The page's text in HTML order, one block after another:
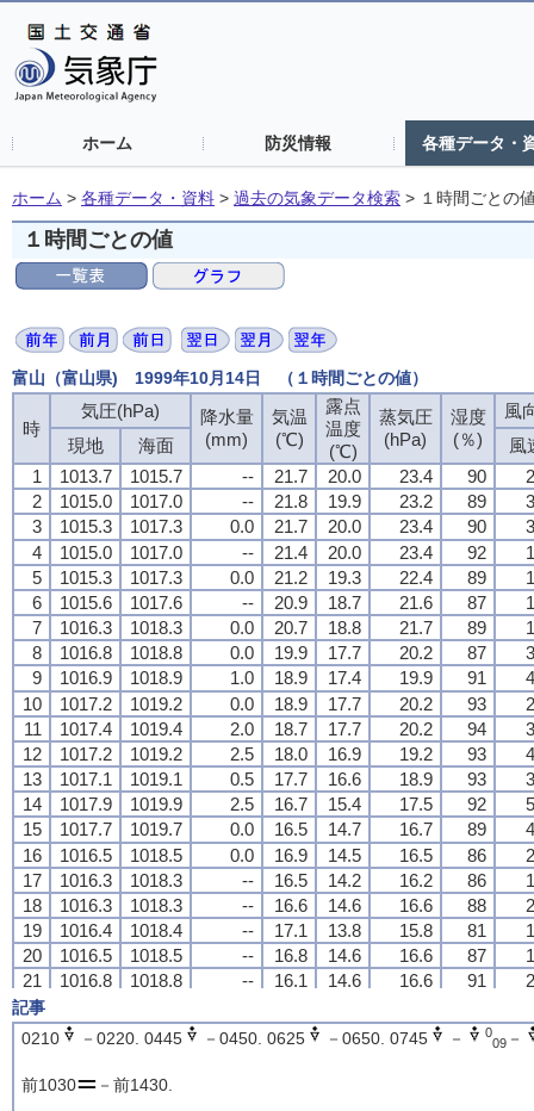
ホーム 防災情報 各種データ・
ホーム > 各種データ・資料 > 過去の気象データ検索 > １時間ごとの
１時間ごとの値
富山（富山県) 1999年10月14日 （１時間ごとの値）
時
気圧(hPa)
降水量
(mm)
気温
(℃)
露点
温度
(℃)
蒸気圧
(hPa)
湿度
(％)
風
現地
海面
風
1
1013.7 1015.7 -- 21.7 20.0 23.4 90
2
1015.0 1017.0 -- 21.8 19.9 23.2 89
3
1015.3 1017.3 0.0 21.7 20.0 23.4 90
4
1015.0 1017.0 -- 21.4 20.0 23.4 92
5
1015.3 1017.3 0.0 21.2 19.3 22.4 89
6
1015.6 1017.6 -- 20.9 18.7 21.6 87
7
1016.3 1018.3 0.0 20.7 18.8 21.7 89
8
1016.8 1018.8 0.0 19.9 17.7 20.2 87
9
1016.9 1018.9 1.0 18.9 17.4 19.9 91
10
1017.2 1019.2 0.0 18.9 17.7 20.2 93
11
1017.4 1019.4 2.0 18.7 17.7 20.2 94
12
1017.2 1019.2 2.5 18.0 16.9 19.2 93
13
1017.1 1019.1 0.5 17.7 16.6 18.9 93
14
1017.9 1019.9 2.5 16.7 15.4 17.5 92
15
1017.7 1019.7 0.0 16.5 14.7 16.7 89
16
1016.5 1018.5 0.0 16.9 14.5 16.5 86
17
1016.3 1018.3 -- 16.5 14.2 16.2 86
18
1016.3 1018.3 -- 16.6 14.6 16.6 88
19
1016.4 1018.4 -- 17.1 13.8 15.8 81
20
1016.5 1018.5 -- 16.8 14.6 16.6 87
21
1016.8 1018.8 -- 16.1 14.6 16.6 91
22
23
1017.2 1019.2 -- 15.5 14.2 16.2 92
時
気圧(hPa)
降水量
(mm)
気温
(℃)
露点
温度
(℃)
蒸気圧
(hPa)
湿度
(％)
風
現地
海面
風
1
1013.7 1015.7 -- 21.7 20.0 23.4 90
2
1015.0 1017.0 -- 21.8 19.9 23.2 89
3
1015.3 1017.3 0.0 21.7 20.0 23.4 90
4
1015.0 1017.0 -- 21.4 20.0 23.4 92
5
1015.3 1017.3 0.0 21.2 19.3 22.4 89
6
1015.6 1017.6 -- 20.9 18.7 21.6 87
7
1016.3 1018.3 0.0 20.7 18.8 21.7 89
8
1016.8 1018.8 0.0 19.9 17.7 20.2 87
9
1016.9 1018.9 1.0 18.9 17.4 19.9 91
10
1017.2 1019.2 0.0 18.9 17.7 20.2 93
11
1017.4 1019.4 2.0 18.7 17.7 20.2 94
12
1017.2 1019.2 2.5 18.0 16.9 19.2 93
13
1017.1 1019.1 0.5 17.7 16.6 18.9 93
14
1017.9 1019.9 2.5 16.7 15.4 17.5 92
15
1017.7 1019.7 0.0 16.5 14.7 16.7 89
16
1016.5 1018.5 0.0 16.9 14.5 16.5 86
17
1016.3 1018.3 -- 16.5 14.2 16.2 86
18
1016.3 1018.3 -- 16.6 14.6 16.6 88
19
1016.4 1018.4 -- 17.1 13.8 15.8 81
20
1016.5 1018.5 -- 16.8 14.6 16.6 87
21
1016.8 1018.8 -- 16.1 14.6 16.6 91
22
23
1017.2 1019.2 -- 15.5 14.2 16.2 92
時
気圧(hPa)
降水量
(mm)
気温
(℃)
露点
温度
(℃)
蒸気圧
(hPa)
湿度
(％)
風
現地
海面
風
1
1013.7 1015.7 -- 21.7 20.0 23.4 90
2
1015.0 1017.0 -- 21.8 19.9 23.2 89
3
1015.3 1017.3 0.0 21.7 20.0 23.4 90
4
1015.0 1017.0 -- 21.4 20.0 23.4 92
5
1015.3 1017.3 0.0 21.2 19.3 22.4 89
6
1015.6 1017.6 -- 20.9 18.7 21.6 87
7
1016.3 1018.3 0.0 20.7 18.8 21.7 89
8
1016.8 1018.8 0.0 19.9 17.7 20.2 87
9
1016.9 1018.9 1.0 18.9 17.4 19.9 91
10
1017.2 1019.2 0.0 18.9 17.7 20.2 93
11
1017.4 1019.4 2.0 18.7 17.7 20.2 94
12
1017.2 1019.2 2.5 18.0 16.9 19.2 93
13
1017.1 1019.1 0.5 17.7 16.6 18.9 93
14
1017.9 1019.9 2.5 16.7 15.4 17.5 92
15
1017.7 1019.7 0.0 16.5 14.7 16.7 89
16
1016.5 1018.5 0.0 16.9 14.5 16.5 86
17
1016.3 1018.3 -- 16.5 14.2 16.2 86
18
1016.3 1018.3 -- 16.6 14.6 16.6 88
19
1016.4 1018.4 -- 17.1 13.8 15.8 81
20
1016.5 1018.5 -- 16.8 14.6 16.6 87
21
1016.8 1018.8 -- 16.1 14.6 16.6 91
22
23
1017.2 1019.2 -- 15.5 14.2 16.2 92
時
気圧(hPa)
降水量
(mm)
気温
(℃)
露点
温度
(℃)
蒸気圧
(hPa)
湿度
(％)
風
現地
海面
風
1
1013.7 1015.7 -- 21.7 20.0 23.4 90
2
1015.0 1017.0 -- 21.8 19.9 23.2 89
3
1015.3 1017.3 0.0 21.7 20.0 23.4 90
4
1015.0 1017.0 -- 21.4 20.0 23.4 92
5
1015.3 1017.3 0.0 21.2 19.3 22.4 89
6
1015.6 1017.6 -- 20.9 18.7 21.6 87
7
1016.3 1018.3 0.0 20.7 18.8 21.7 89
8
1016.8 1018.8 0.0 19.9 17.7 20.2 87
9
1016.9 1018.9 1.0 18.9 17.4 19.9 91
10
1017.2 1019.2 0.0 18.9 17.7 20.2 93
11
1017.4 1019.4 2.0 18.7 17.7 20.2 94
12
1017.2 1019.2 2.5 18.0 16.9 19.2 93
13
1017.1 1019.1 0.5 17.7 16.6 18.9 93
14
1017.9 1019.9 2.5 16.7 15.4 17.5 92
15
1017.7 1019.7 0.0 16.5 14.7 16.7 89
16
1016.5 1018.5 0.0 16.9 14.5 16.5 86
17
1016.3 1018.3 -- 16.5 14.2 16.2 86
18
1016.3 1018.3 -- 16.6 14.6 16.6 88
19
1016.4 1018.4 -- 17.1 13.8 15.8 81
20
1016.5 1018.5 -- 16.8 14.6 16.6 87
21
1016.8 1018.8 -- 16.1 14.6 16.6 91
22
23
1017.2 1019.2 -- 15.5 14.2 16.2 92
記事
0210
－0220. 0445 －0450. 0625 －0650. 0745 － 0
09－
前1030 －前1430.